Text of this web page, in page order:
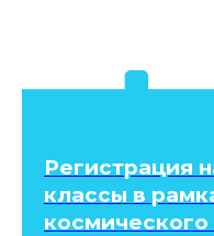
Регистрация
классы в